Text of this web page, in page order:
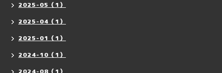
2025-05（1）
2025-04（1）
2025-01（1）
2024-10（1）
2024-08（1）